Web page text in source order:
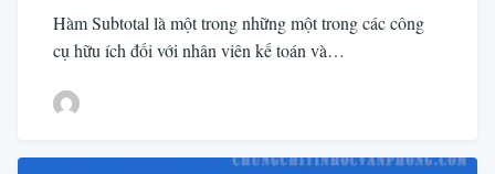
Hàm Subtotal là một trong những một trong các công
cụ hữu ích đối với nhân viên kế toán và…